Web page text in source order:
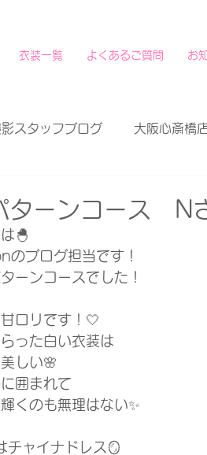
衣装一覧 よくあるご質問 お
影スタッフブログ 大阪心斎橋
ターンコース N
は🐣
ブログ担当です！
ーンコースでした！
ロリです！🤍
った白い衣装は
しい🌸
囲まれて
くのも無理はない✨
チャイナドレス🪞